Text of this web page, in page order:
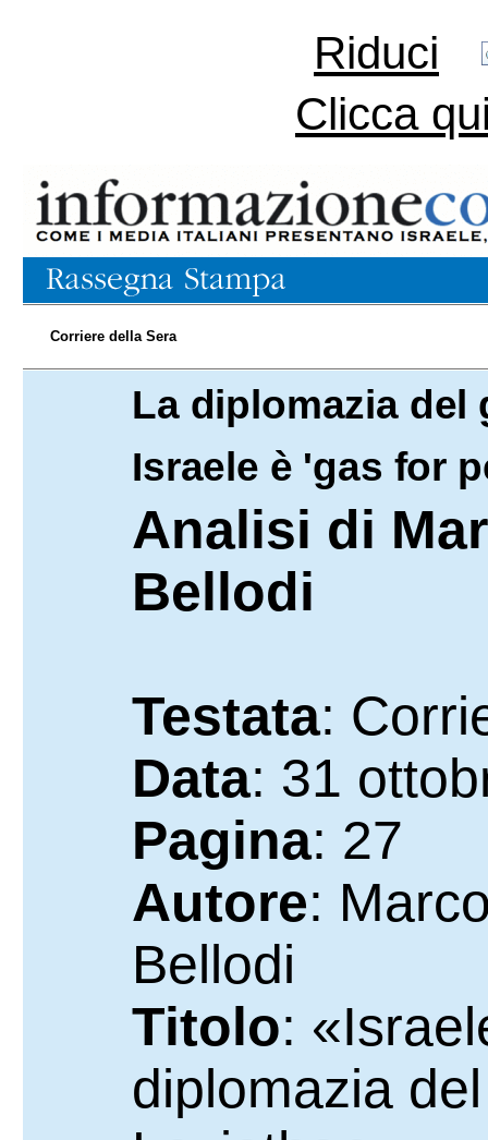
Riduci
Clicca
Corriere della Sera
La diplomazia del
Israele è 'gas for
Analisi di
Bellodi
Testata:
Data: 31
Pagina: 27
Autore:
Bellodi
Titolo:
diplomazia